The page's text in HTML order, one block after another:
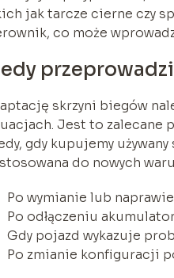
jak tarcze cierne czy
co może
skrzyni biegów
Jest to zalecane
gdy kupujemy
do nowych
Po wymianie lub
Po odłączeniu
Gdy pojazd wykazuje
Po zmianie konfiguracji